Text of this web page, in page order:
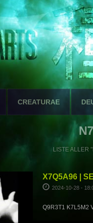
CREATURAE
LISTE ALLER
X7Q5A96 |
2024-10-28 -
Q9R3T1 K7L5M2